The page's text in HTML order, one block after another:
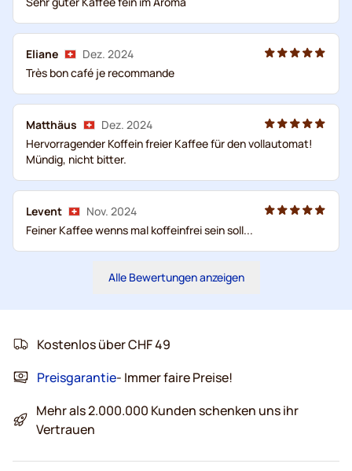
Eliane
Dez. 2024
Très bon café je recommande
Matthäus
Dez. 2024
Hervorragender Koffein freier Kaffee für den vollautomat!
Mündig, nicht bitter.
Levent
Nov. 2024
Feiner Kaffee wenns mal koffeinfrei sein soll...
Alle Bewertungen anzeigen
Kostenlos über CHF 49
Preisgarantie- Immer faire Preise!
Mehr als 2.000.000 Kunden schenken uns ihr
Vertrauen